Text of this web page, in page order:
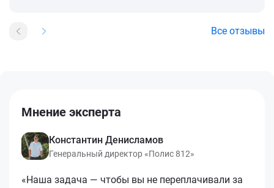
Все отзывы
Мнение эксперта
Константин Денисламов
Генеральный директор «Полис 812»
«Наша задача — чтобы вы не переплачивали за